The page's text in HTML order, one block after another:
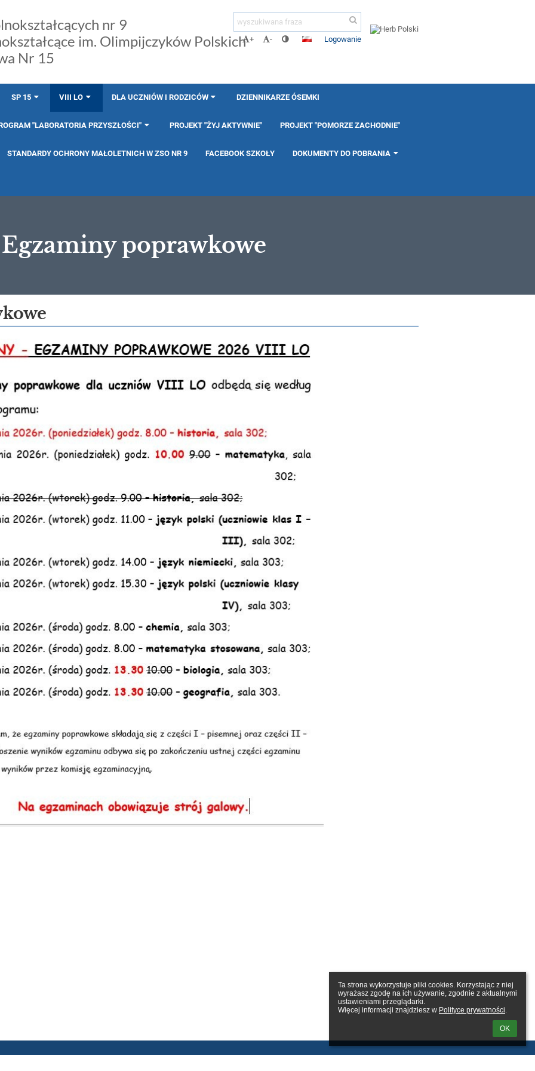
Ta strona wykorzystuje pliki cookies. Korzystając z niej
wyrażasz zgodę na ich używanie, zgodnie z aktualnymi
ustawieniami przeglądarki.
Więcej informacji znajdziesz w Polityce prywatności.
OK
nr 9
im. Olimpijczyków Polskich
Nr 15
+ - Logowanie
SP 15 VIII LO DLA UCZNIÓW I RODZICÓW DZIENNIKARZE ÓSEMKI
"LABORATORIA PRZYSZŁOŚCI" PROJEKT "ŻYJ AKTYWNIE" PROJEKT "POMORZE ZACHODNIE"
STANDARDY OCHRONY MAŁOLETNICH W ZSO NR 9 FACEBOOK SZKOŁY DOKUMENTY DO POBRANIA
Egzaminy poprawkowe